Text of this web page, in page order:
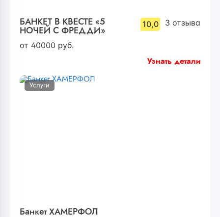
БАНКЕТ В КВЕСТЕ «5
НОЧЕЙ С ФРЕДДИ»
10,0 3 отзыва
от 40000 руб.
Узнать детали
Банкет ХАМЕРФОЛ
Услуги